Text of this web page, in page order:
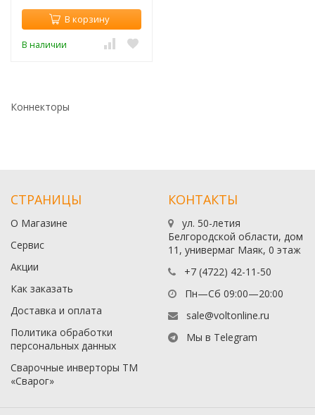
В корзину
В наличии
Коннекторы
СТРАНИЦЫ
О Магазине
Сервис
Акции
Как заказать
Доставка и оплата
Политика обработки
персональных данных
Сварочные инверторы ТМ
«Сварог»
КОНТАКТЫ
ул. 50-летия
Белгородской области, дом
11, универмаг Маяк, 0 этаж
+7 (4722) 42-11-50
Пн—Сб 09:00—20:00
sale@voltonline.ru
Мы в Telegram